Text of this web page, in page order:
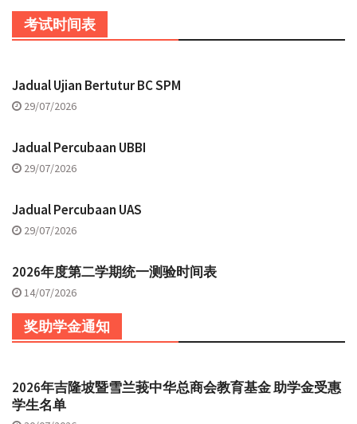
考试时间表
Jadual Ujian Bertutur BC SPM
29/07/2026
Jadual Percubaan UBBI
29/07/2026
Jadual Percubaan UAS
29/07/2026
2026年度第二学期统一测验时间表
14/07/2026
奖助学金通知
2026年吉隆坡暨雪兰莪中华总商会教育基金 助学金受惠
学生名单